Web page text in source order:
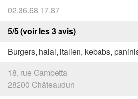
02.36.68.17.87
5/5 (voir les 3 avis)
Burgers, halal, italien, kebabs,
18, rue Gambetta
28200 Châteaudun